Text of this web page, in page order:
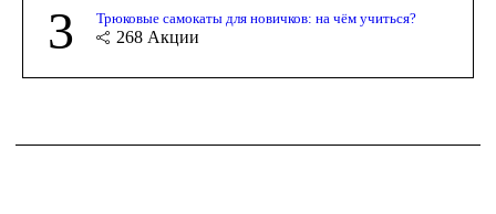
3 Трюковые самокаты для новичков: на чём учиться?
268 Акции